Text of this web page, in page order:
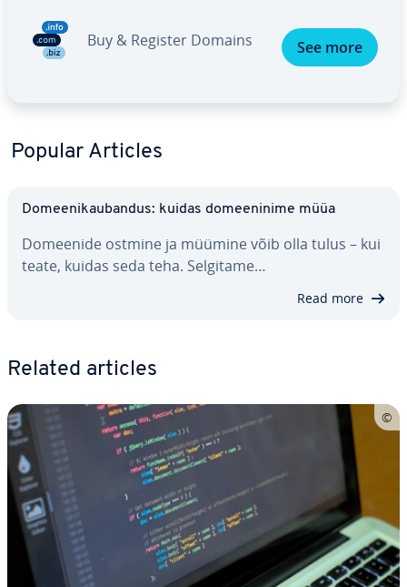
Buy & Register Domains See more
Popular Articles
Do­mee­ni­kau­ban­dus: kuidas do­mee­ninime müüa
Domeenide ostmine ja müümine võib olla tulus – kui
teate, kuidas seda teha. Selgitame…
Read more
Related articles